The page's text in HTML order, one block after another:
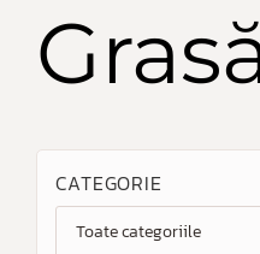
CATEGORIE